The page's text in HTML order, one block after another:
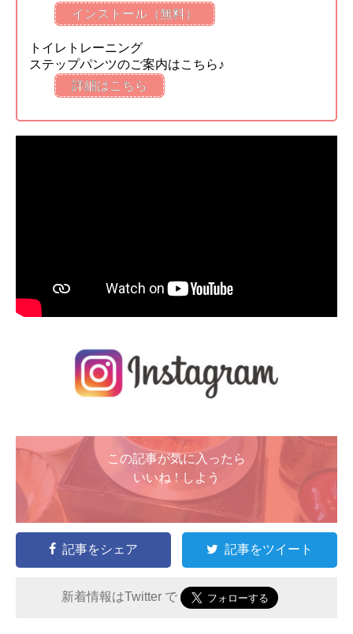
インストール（無料）
トイレトレーニング
ステップパンツのご案内はこちら♪
詳細はこちら
この記事が気に入ったら
いいね ! しよう
記事をシェア 記事をツイート
新着情報はTwitter で